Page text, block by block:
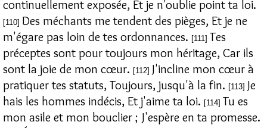
continuellement exposée, Et je n'oublie point ta loi.
[110] Des méchants me tendent des pièges, Et je ne
m'égare pas loin de tes ordonnances. [111] Tes
préceptes sont pour toujours mon héritage, Car ils
sont la joie de mon cœur. [112] J'incline mon cœur à
pratiquer tes statuts, Toujours, jusqu'à la fin. [113] Je
hais les hommes indécis, Et j'aime ta loi. [114] Tu es
mon asile et mon bouclier ; J'espère en ta promesse.